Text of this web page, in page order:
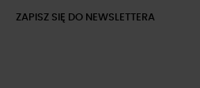
ZAPISZ SIĘ DO NEWSLETTERA